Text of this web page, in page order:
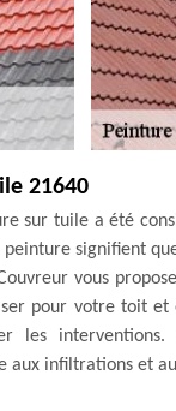
21640
sur tuile a été
signifient
vous
pour votre toit et
les interventions.
aux infiltrations et